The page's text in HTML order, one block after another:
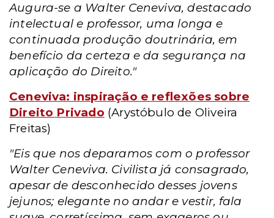
Augura-se a Walter Ceneviva, destacado
intelectual e professor, uma longa e
continuada produção doutrinária, em
benefício da certeza e da segurança na
aplicação do Direito."
Ceneviva: inspiração e reflexões sobre
Direito Privado (Arystóbulo de Oliveira
Freitas)
"Eis que nos deparamos com o professor
Walter Ceneviva. Civilista já consagrado,
apesar de desconhecido desses jovens
jejunos; elegante no andar e vestir, fala